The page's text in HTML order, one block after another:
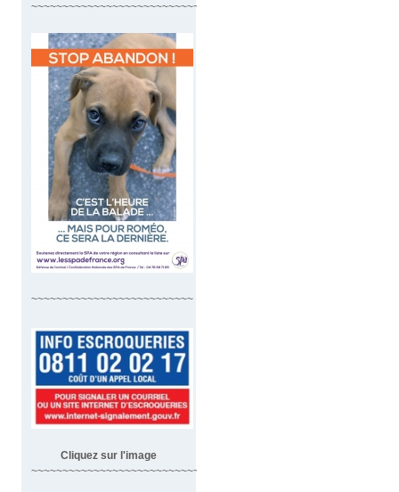
~~~~~~~~~~~~~~~~~~~~~~~~~~~~~~~~~
~~~~~~~~~~~~~~~~~~~~~~~~~~
Cliquez sur l'image
~~~~~~~~~~~~~~~~~~~~~~~~~~~~~~~~~~~~